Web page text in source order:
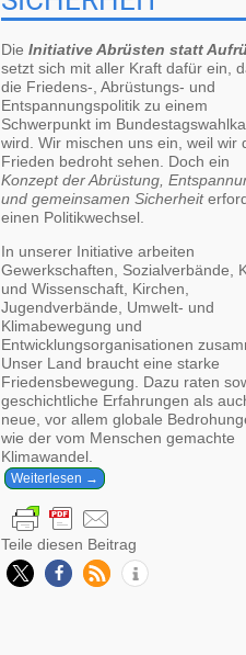
Die Initiative Abrüsten statt
setzt sich mit aller Kraft dafür ein,
die Friedens-, Abrüstungs- und
Entspannungspolitik zu einem
Schwerpunkt im
wird. Wir mischen uns ein, weil wir
Frieden bedroht sehen. Doch ein
Konzept der Abrüstung,
und gemeinsamen Sicherheit
einen Politikwechsel.
In unserer Initiative arbeiten
Gewerkschaften, Sozialverbände,
und Wissenschaft, Kirchen,
Jugendverbände, Umwelt- und
Klimabewegung und
Entwicklungsorganisationen
Unser Land braucht eine starke
Friedensbewegung. Dazu raten
geschichtliche Erfahrungen als
neue, vor allem globale
wie der vom Menschen gemachte
Klimawandel.
Weiterlesen →
Teile diesen Beitrag